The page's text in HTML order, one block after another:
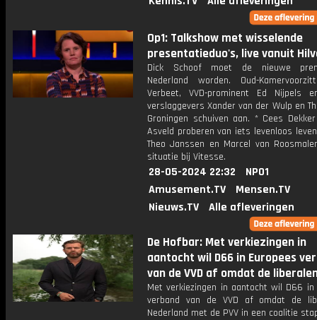
Op1: Talkshow met wisselende
presentatieduo's, live vanuit
Dick Schoof moet de nieuwe
Nederland worden. Oud-
Verbeet, VVD-prominent Ed Nijpels
verslaggevers Xander van der Wulp en
Groningen schuiven aan. * Cees
Asveld proberen van iets levenloos
Theo Janssen en Marcel van
situatie bij Vitesse.
28-05-2024 22:32
NPO1
Amusement.TV
Mensen.TV
Nieuws.TV
Alle afleveringen
De Hofbar: Met verkiezingen in
aantocht wil D66 in Europees
van de VVD af omdat de
Met verkiezingen in aantocht wil D66 in
verband van de VVD af omdat de
Nederland met de PVV in een coalitie